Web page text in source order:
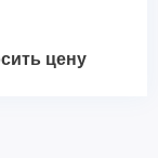
цену